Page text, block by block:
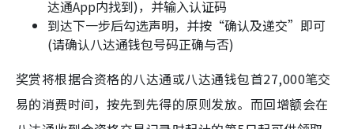
达通App内找到)，并输入认证码
到达下一步后勾选声明，并按“确认及递交”即可
(请确认八达通钱包号码正确与否)
奖赏将根据合资格的八达通或八达通钱包首27,000笔交
易的消费时间，按先到先得的原则发放。而回增额会在